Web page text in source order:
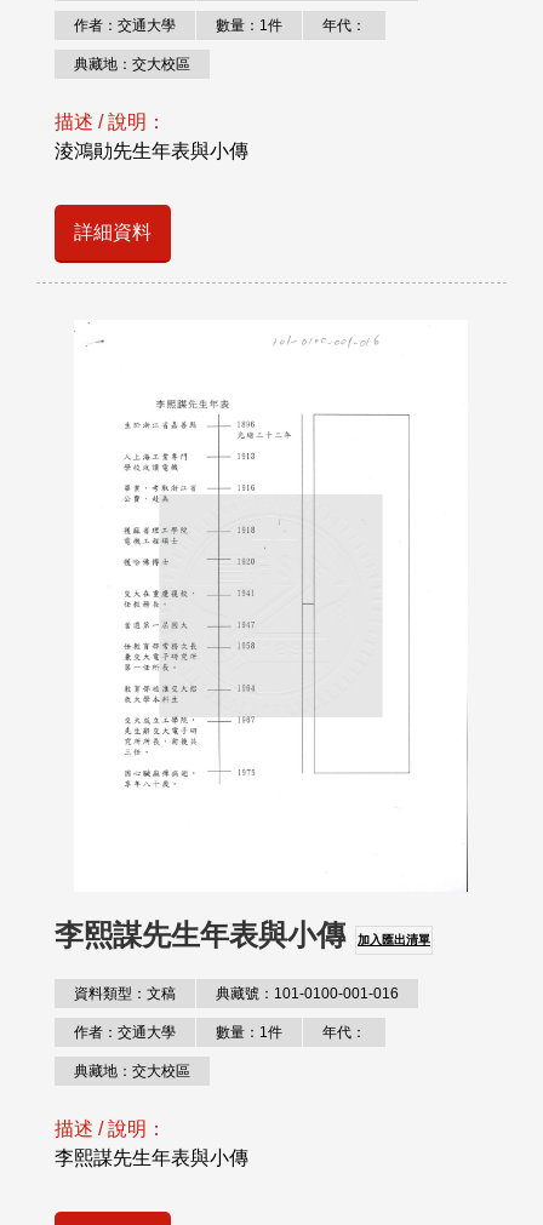
作者：交通大學 數量：1件 年代：
典藏地：交大校區
描述 / 說明：
淩鴻勛先生年表與小傳
詳細資料
李熙謀先生年表與小傳 加入匯出清單
資料類型：文稿 典藏號：101-0100-001-016
作者：交通大學 數量：1件 年代：
典藏地：交大校區
描述 / 說明：
李熙謀先生年表與小傳